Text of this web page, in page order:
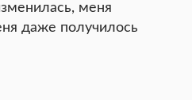
меня
даже получилось